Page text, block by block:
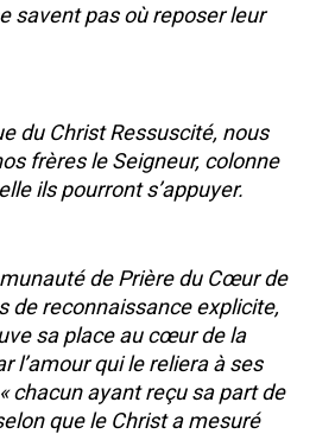
savent pas où reposer leur
du Christ Ressuscité, nous
frères le Seigneur, colonne
ils pourront s’appuyer.
de Prière du Cœur de
de reconnaissance explicite,
sa place au cœur de la
l’amour qui le reliera à ses
chacun ayant reçu sa part de
que le Christ a mesuré
Accueil